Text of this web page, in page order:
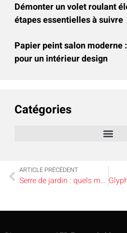
Démonter un volet roulant
étapes essentielles à suivre
Papier peint salon moderne
pour un intérieur design
Catégories
ARTICLE PRÉCÉDENT
Serre de jardin : quels matériaux choisir selon votre climat et votre usage ?